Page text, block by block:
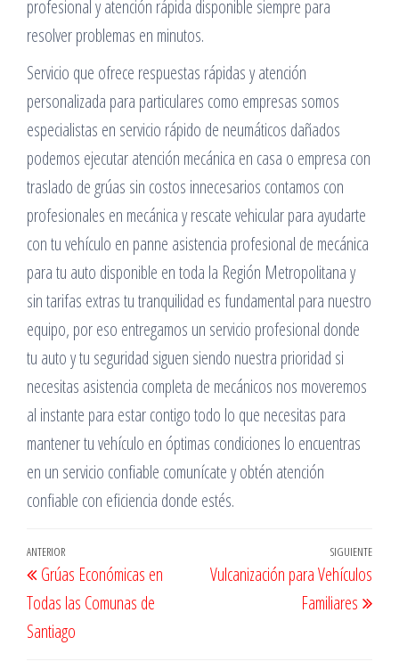
profesional y atención rápida disponible siempre para
resolver problemas en minutos.
Servicio que ofrece respuestas rápidas y atención
personalizada para particulares como empresas somos
especialistas en servicio rápido de neumáticos dañados
podemos ejecutar atención mecánica en casa o empresa con
traslado de grúas sin costos innecesarios contamos con
profesionales en mecánica y rescate vehicular para ayudarte
con tu vehículo en panne asistencia profesional de mecánica
para tu auto disponible en toda la Región Metropolitana y
sin tarifas extras tu tranquilidad es fundamental para nuestro
equipo, por eso entregamos un servicio profesional donde
tu auto y tu seguridad siguen siendo nuestra prioridad si
necesitas asistencia completa de mecánicos nos moveremos
al instante para estar contigo todo lo que necesitas para
mantener tu vehículo en óptimas condiciones lo encuentras
en un servicio confiable comunícate y obtén atención
confiable con eficiencia donde estés.
Navegación
de
entradas
Entrada
anterior
ANTERIOR
Grúas Económicas en
Todas las Comunas de
Santiago
SIGUIENTE
Vulcanización para Vehículos
Familiares